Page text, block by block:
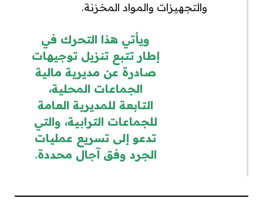
والتجهيزات والمواد المخزنة.
ويأتي هذا التحرك في
إطار تتبع تنزيل توجيهات
صادرة عن مديرية مالية
الجماعات المحلية،
التابعة للمديرية العامة
للجماعات الترابية، والتي
تدعو إلى تسريع عمليات
الجرد وفق آجال محددة.